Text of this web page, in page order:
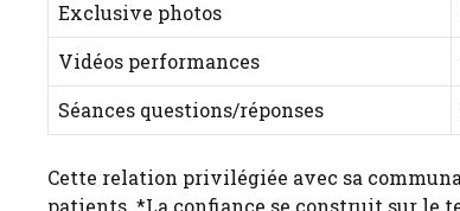
Exclusive photos
Vidéos performances
Séances questions/réponses
Cette relation privilégiée avec sa
patients. *La confiance se construit sur le